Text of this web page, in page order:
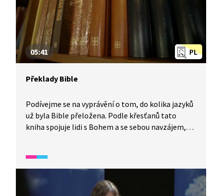
PL
05:41
Překlady Bible
Podívejme se na vyprávění o tom, do kolika jazyků
už byla Bible přeložena. Podle křesťanů tato
kniha spojuje lidi s Bohem a se sebou navzájem,
může Bibli číst v jazyce, kterému rozumějí.